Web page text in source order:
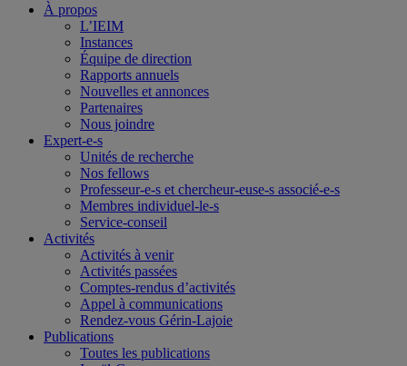
À propos
L’IEIM
Instances
Équipe de direction
Rapports annuels
Nouvelles et annonces
Partenaires
Nous joindre
Expert-e-s
Unités de recherche
Nos fellows
Professeur-e-s et chercheur-euse-s associé-e-s
Membres individuel-le-s
Service-conseil
Activités
Activités à venir
Activités passées
Comptes-rendus d’activités
Appel à communications
Rendez-vous Gérin-Lajoie
Publications
Toutes les publications